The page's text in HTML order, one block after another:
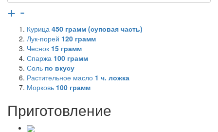
+ -
Курица 450 грамм (суповая часть)
Лук-порей 120 грамм
Чеснок 15 грамм
Спаржа 100 грамм
Соль по вкусу
Растительное масло 1 ч. ложка
Морковь 100 грамм
Приготовление